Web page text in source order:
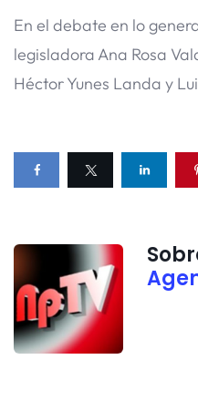
En el debate en lo
legisladora Ana Rosa
Héctor Yunes Landa y